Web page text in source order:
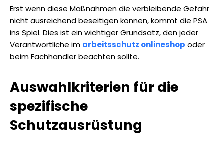
Erst wenn diese Maßnahmen die verbleibende Gefahr
nicht ausreichend beseitigen können, kommt die PSA
ins Spiel. Dies ist ein wichtiger Grundsatz, den jeder
Verantwortliche im arbeitsschutz onlineshop oder
beim Fachhändler beachten sollte.
Auswahlkriterien für die
spezifische
Schutzausrüstung